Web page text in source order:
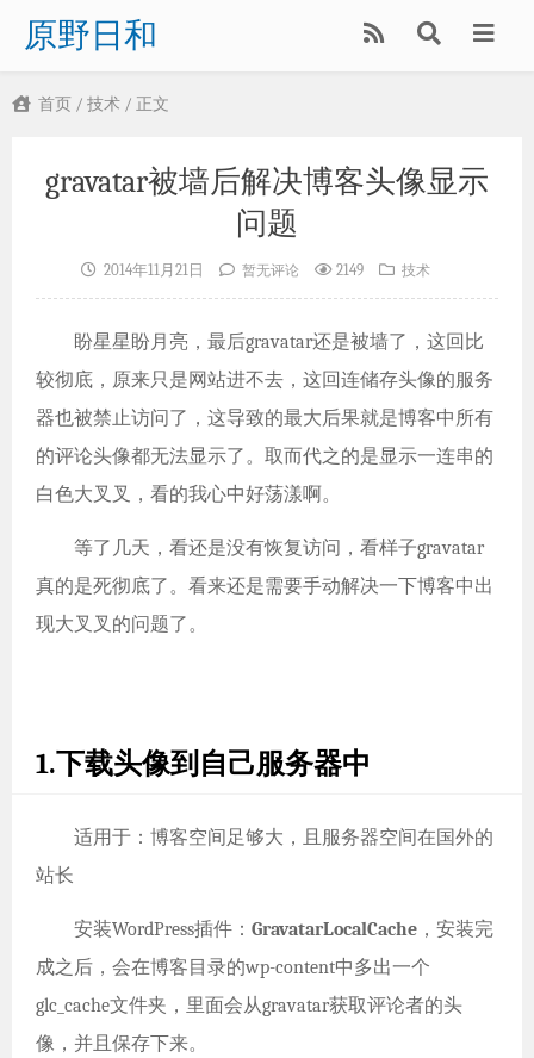
原野日和
首页 / 技术 / 正文
gravatar被墙后解决博客头像显示
问题
2014年11月21日 暂无评论 2149 技术
盼星星盼月亮，最后gravatar还是被墙了，这回比
较彻底，原来只是网站进不去，这回连储存头像的服务
器也被禁止访问了，这导致的最大后果就是博客中所有
的评论头像都无法显示了。取而代之的是显示一连串的
白色大叉叉，看的我心中好荡漾啊。
等了几天，看还是没有恢复访问，看样子gravatar
真的是死彻底了。看来还是需要手动解决一下博客中出
现大叉叉的问题了。
1.下载头像到自己服务器中
适用于：博客空间足够大，且服务器空间在国外的
站长
安装WordPress插件： GravatarLocalCache ，安装完
成之后，会在博客目录的wp-content中多出一个
glc_cache文件夹，里面会从gravatar获取评论者的头
像，并且保存下来。